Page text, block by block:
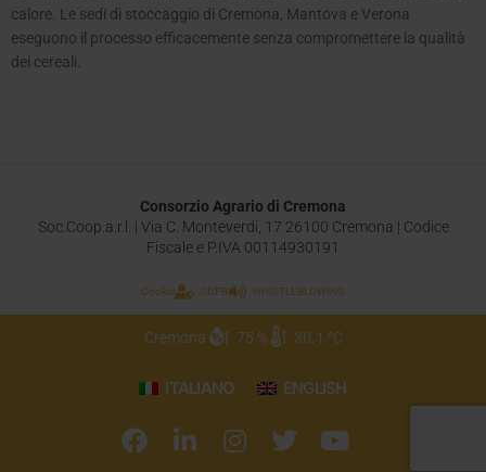
calore. Le sedi di stoccaggio di Cremona, Mantova e Verona
eseguono il processo efficacemente senza compromettere la qualità
dei cereali.
Consorzio Agrario di Cremona
Soc.Coop.a.r.l. | Via C. Monteverdi, 17 26100 Cremona | Codice
Fiscale e P.IVA 00114930191
Cookie GDPR WHISTLEBLOWING
Cremona 75 % 30.1 °C
ITALIANO ENGLISH